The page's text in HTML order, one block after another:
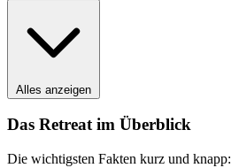
Alles anzeigen
Das Retreat im Überblick
Die wichtigsten Fakten kurz und knapp: